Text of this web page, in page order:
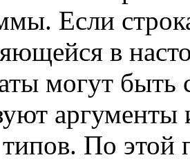
Если
в
могут
По этой